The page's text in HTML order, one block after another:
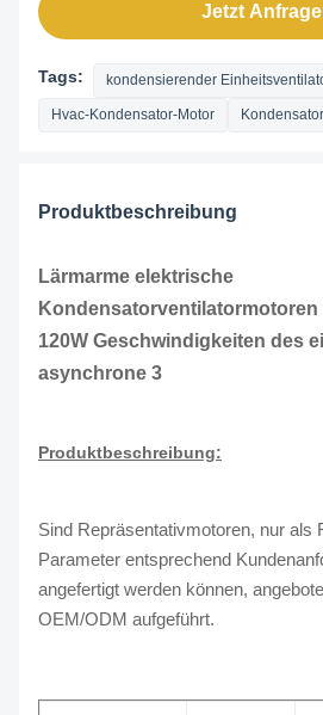
Jetzt
Tags: kondensierender
Hvac-Kondensator-Motor
Produktbeschreibung
Lärmarme elektrische
120W Geschwindigkeiten des
asynchrone 3
Produktbeschreibung:
Sind Repräsentativmotoren, nur als
Parameter entsprechend
angefertigt werden können,
OEM/ODM aufgeführt.